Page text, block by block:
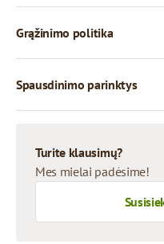
Grąžinimo politika
Spausdinimo parinktys
Turite klausimų?
Mes mielai padėsime!